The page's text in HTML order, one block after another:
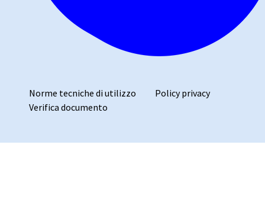
Norme tecniche di utilizzo
Policy privacy
Verifica documento